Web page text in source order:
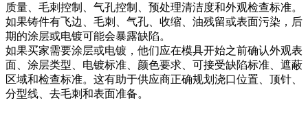
质量、毛刺控制、气孔控制、预处理清洁度和外观检查标准。
如果铸件有飞边、毛刺、气孔、收缩、油残留或表面污染，后
期的涂层或电镀可能会暴露缺陷。
如果买家需要涂层或电镀，他们应在模具开始之前确认外观表
面、涂层类型、电镀标准、颜色要求、可接受缺陷标准、遮蔽
区域和检查标准。这有助于供应商正确规划浇口位置、顶针、
分型线、去毛刺和表面准备。